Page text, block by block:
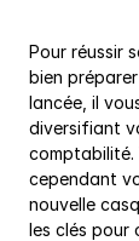
Pour réussir
bien
lancée, il
diversifiant
comptabilité.
cependant
nouvelle
les clés pour